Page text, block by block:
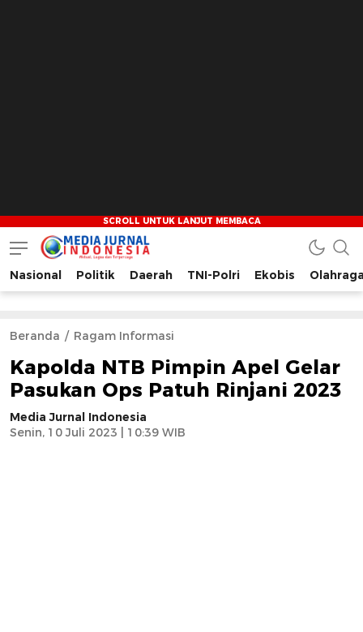
Media Jurnal Indonesia
Bersama Membangun Indonesia
Nasional Politik Daerah TNI-Polri Ekobis
Beranda Ragam Informasi
Kapolda NTB Pimpin Apel Gelar
Pasukan Ops Patuh Rinjani 2023
Media Jurnal Indonesia
Senin, 10 Juli 2023 | 10:39 WIB